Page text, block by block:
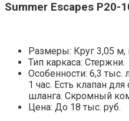
Summer Escapes P20-
Размеры: Круг 3,05 м,
Тип каркаса: Стержни.
Особенности: 6,3 тыс.
1 час. Есть клапан
шланга. Скромный
Цена: До 18 тыс. руб.